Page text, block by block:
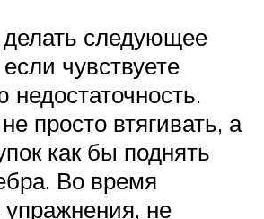
следующее
чувствуете
недостаточность.
просто втягивать, а
как бы поднять
Во время
не